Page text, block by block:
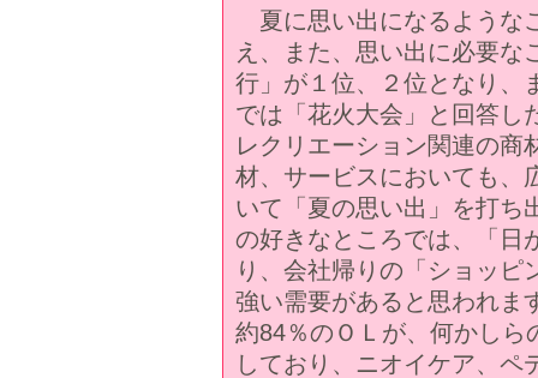
夏に思い出になるような
え、また、思い出に必要な
行」が１位、２位となり、
では「花火大会」と回答し
レクリエーション関連の商
材、サービスにおいても、
いて「夏の思い出」を打
の好きなところでは、「日
り、会社帰りの「ショッピ
強い需要があると思われま
約84％のＯＬが、何かしら
しており、ニオイケア、ペ